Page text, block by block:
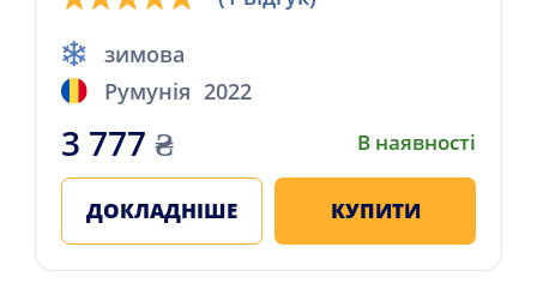
зимова
Румунія 2022
3 777 ₴ В наявності
ДОКЛАДНІШЕ КУПИТИ